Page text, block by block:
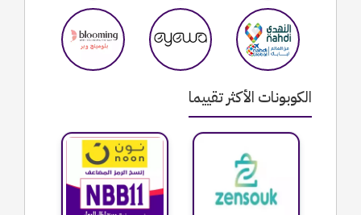
الكوبونات الأكثر تقييما